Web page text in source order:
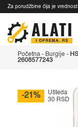
Za porudžbine čija je vrednost
Početna - Burgije -
2608577243
-21%
Ušteda
30 RSD